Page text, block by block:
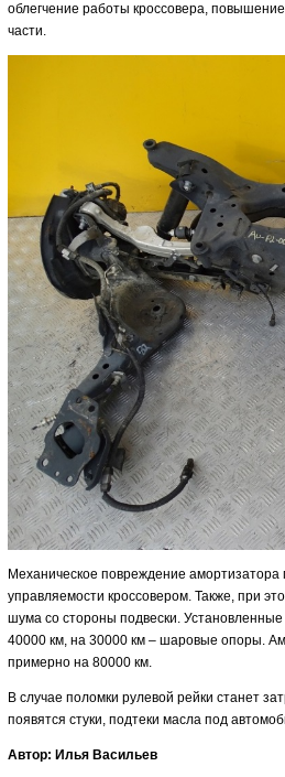
облегчение работы кроссовера,
части.
Механическое повреждение
управляемости кроссовером. Также, при
шума со стороны подвески.
40000 км, на 30000 км – шаровые опоры.
примерно на 80000 км.
В случае поломки рулевой рейки станет
появятся стуки, подтеки масла под
Автор: Илья Васильев